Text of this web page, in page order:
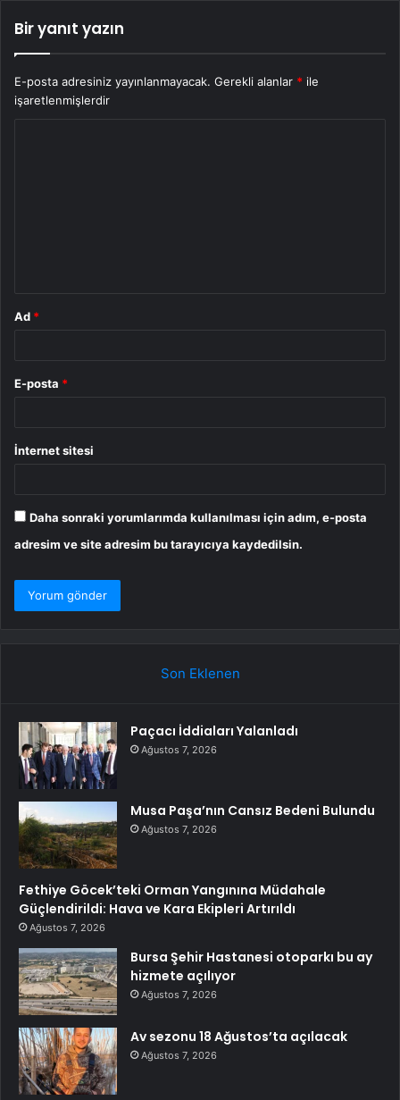
Bir yanıt yazın
E-posta adresiniz yayınlanmayacak. Gerekli alanlar * ile
işaretlenmişlerdir
Ad *
E-posta *
İnternet sitesi
Daha sonraki yorumlarımda kullanılması için adım, e-posta
adresim ve site adresim bu tarayıcıya kaydedilsin.
Son Eklenen
Paçacı İddiaları Yalanladı
Ağustos 7, 2026
Musa Paşa’nın Cansız Bedeni Bulundu
Ağustos 7, 2026
Fethiye Göcek’teki Orman Yangınına Müdahale
Güçlendirildi: Hava ve Kara Ekipleri Artırıldı
Ağustos 7, 2026
Bursa Şehir Hastanesi otoparkı bu ay
hizmete açılıyor
Ağustos 7, 2026
Av sezonu 18 Ağustos’ta açılacak
Ağustos 7, 2026